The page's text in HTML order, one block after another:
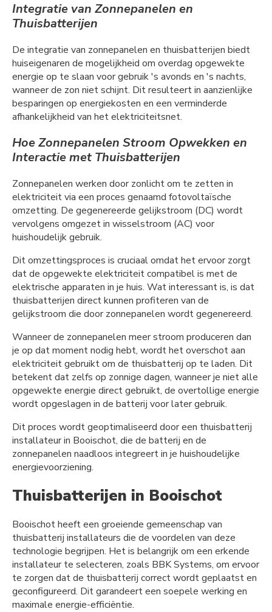
Integratie van Zonnepanelen en
Thuisbatterijen
De integratie van zonnepanelen en thuisbatterijen biedt
huiseigenaren de mogelijkheid om overdag opgewekte
energie op te slaan voor gebruik 's avonds en 's nachts,
wanneer de zon niet schijnt. Dit resulteert in aanzienlijke
besparingen op energiekosten en een verminderde
afhankelijkheid van het elektriciteitsnet.
Hoe Zonnepanelen Stroom Opwekken en
Interactie met Thuisbatterijen
Zonnepanelen werken door zonlicht om te zetten in
elektriciteit via een proces genaamd fotovoltaïsche
omzetting. De gegenereerde gelijkstroom (DC) wordt
vervolgens omgezet in wisselstroom (AC) voor
huishoudelijk gebruik.
Dit omzettingsproces is cruciaal omdat het ervoor zorgt
dat de opgewekte elektriciteit compatibel is met de
elektrische apparaten in je huis. Wat interessant is, is dat
thuisbatterijen direct kunnen profiteren van de
gelijkstroom die door zonnepanelen wordt gegenereerd.
Wanneer de zonnepanelen meer stroom produceren dan
je op dat moment nodig hebt, wordt het overschot aan
elektriciteit gebruikt om de thuisbatterij op te laden. Dit
betekent dat zelfs op zonnige dagen, wanneer je niet alle
opgewekte energie direct gebruikt, de overtollige energie
wordt opgeslagen in de batterij voor later gebruik.
Dit proces wordt geoptimaliseerd door een thuisbatterij
installateur in Booischot, die de batterij en de
zonnepanelen naadloos integreert in je huishoudelijke
energievoorziening.
Thuisbatterijen in Booischot
Booischot heeft een groeiende gemeenschap van
thuisbatterij installateurs die de voordelen van deze
technologie begrijpen. Het is belangrijk om een erkende
installateur te selecteren, zoals BBK Systems, om ervoor
te zorgen dat de thuisbatterij correct wordt geplaatst en
geconfigureerd. Dit garandeert een soepele werking en
maximale energie-efficiëntie.